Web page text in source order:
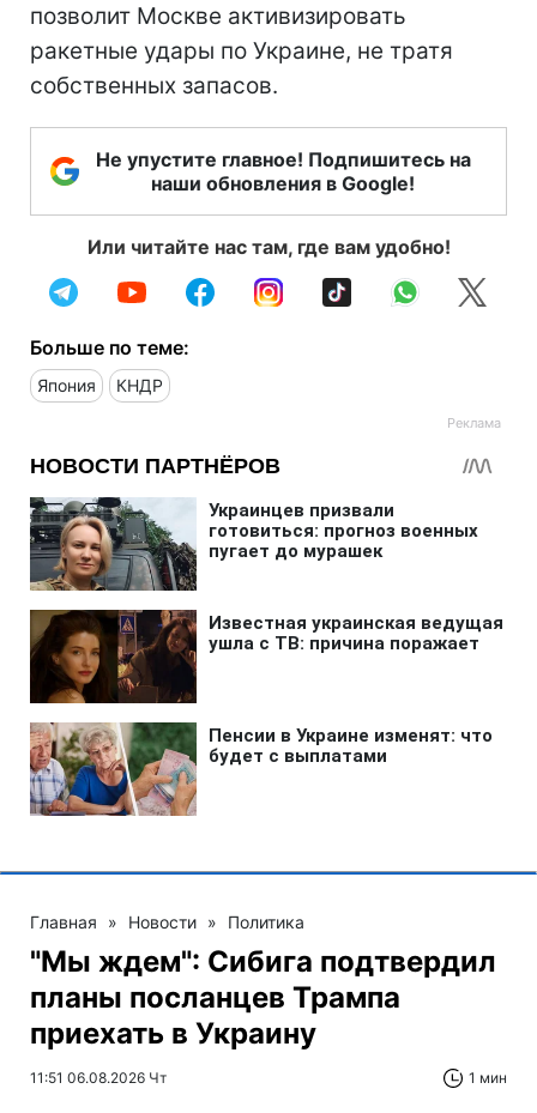
позволит Москве активизировать
ракетные удары по Украине, не тратя
собственных запасов.
Не упустите главное! Подпишитесь на
наши обновления в Google!
Или читайте нас там, где вам удобно!
Больше по теме:
Япония КНДР
Главная » Новости » Политика
"Мы ждем": Сибига подтвердил
планы посланцев Трампа
приехать в Украину
11:51 06.08.2026 Чт 1 мин